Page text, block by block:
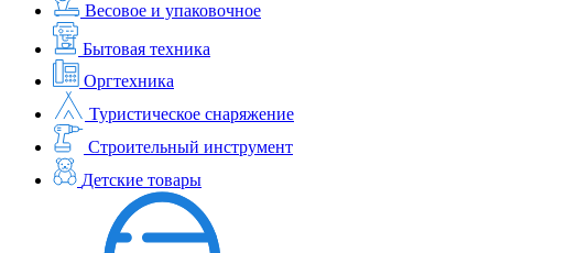
Весовое и упаковочное
Бытовая техника
Оргтехника
Туристическое снаряжение
Строительный инструмент
Детские товары